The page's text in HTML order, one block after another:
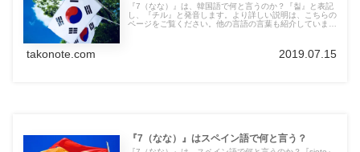
『7（なな）』は、韓国語で何と言うのか？『칠』と表記
し、『チル』と発音します。より詳しい説明は、こちらの
ページをご覧ください。他の言語の言葉も紹介していま
takonote.com 2019.07.15
『7（なな）』はスペイン語で何と言う？